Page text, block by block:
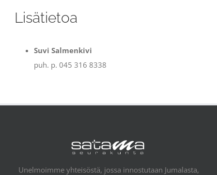
Lisätietoa
Suvi Salmenkivi
puh. p. 045 316 8338
Unelmoimme yhteisöstä, jossa innostutaan Jumalasta,